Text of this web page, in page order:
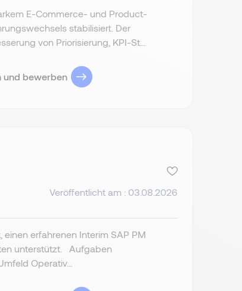
E-Commerce- und Product-
stabilisiert. Der
von Priorisierung, KPI-St...
und bewerben
Veröffentlicht am : 03.08.2026
erfahrenen Interim SAP PM
unterstützt. Aufgaben
Operativ...